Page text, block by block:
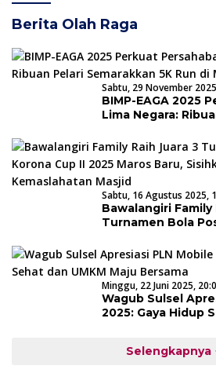
Berita Olah Raga
Sabtu, 29 November
BIMP-EAGA 2025
Lima Negara:
Sabtu, 16 Agustus 2025,
Bawalangiri Family
Turnamen Bola
Kemaslahatan
Minggu, 22 Juni 2025,
Wagub Sulsel
2025: Gaya Hidup
Selengkapnya